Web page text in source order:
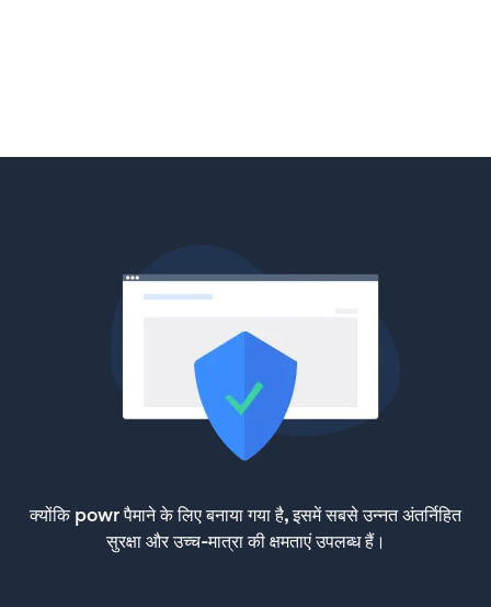
क्योंकि powr पैमाने के लिए बनाया गया है, इसमें सबसे उन्नत अंतर्निहित
सुरक्षा और उच्च-मात्रा की क्षमताएं उपलब्ध हैं।